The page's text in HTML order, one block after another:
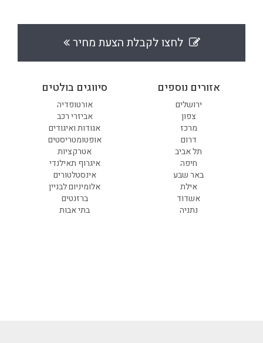
לחצו לקבלת הצעת מחיר
סיווגים בולטים
אורטופדיה
אביזרי רכב
אגודות ואיגודים
אופטומטריסטים
אטרקציות
איגרוף תאילנדי
אינסטלטורים
אלומיניום לבניין
ברזנטים
בתי אבות
אזורים נוספים
ירושלים
צפון
מרכז
דרום
תל אביב
חיפה
באר שבע
אילת
אשדוד
נתניה